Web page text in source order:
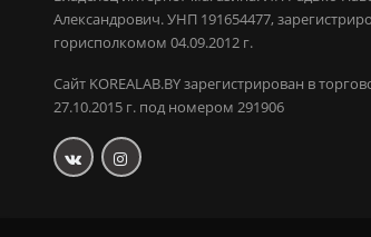
Александрович.УНП 191654477,
горисполкомом 04.09.2012 г.
Сайт KOREALAB.BY зарегистрирован в
27.10.2015 г. под номером 291906